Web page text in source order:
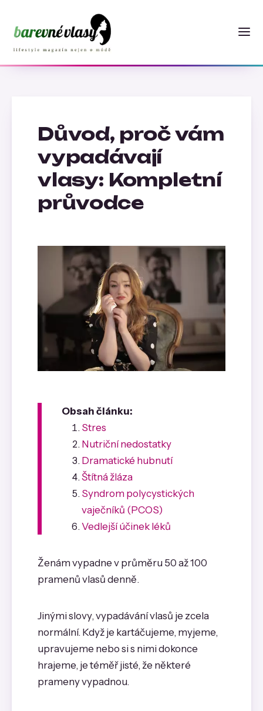
Důvod, proč vám
vypadávají
vlasy: Kompletní
průvodce
Obsah článku:
Stres
Nutriční nedostatky
Dramatické hubnutí
Štítná žláza
Syndrom polycystických
vaječníků (PCOS)
Vedlejší účinek léků
Ženám vypadne v průměru 50 až 100
pramenů vlasů denně.
Jinými slovy, vypadávání vlasů je zcela
normální. Když je kartáčujeme, myjeme,
upravujeme nebo si s nimi dokonce
hrajeme, je téměř jisté, že některé
prameny vypadnou.